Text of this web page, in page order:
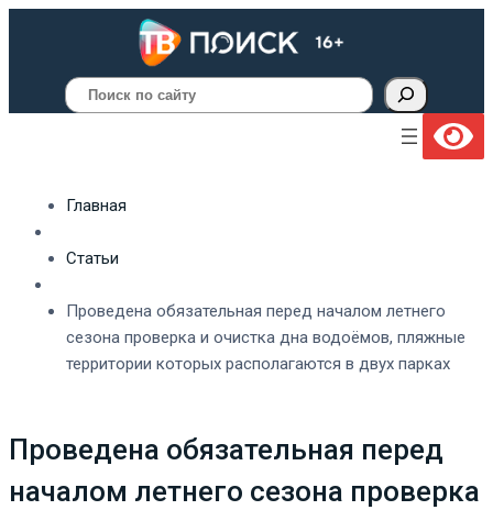
Поиск
Главная
Статьи
Проведена обязательная перед началом летнего
сезона проверка и очистка дна водоёмов, пляжные
территории которых располагаются в двух парках
Проведена обязательная перед
началом летнего сезона проверка